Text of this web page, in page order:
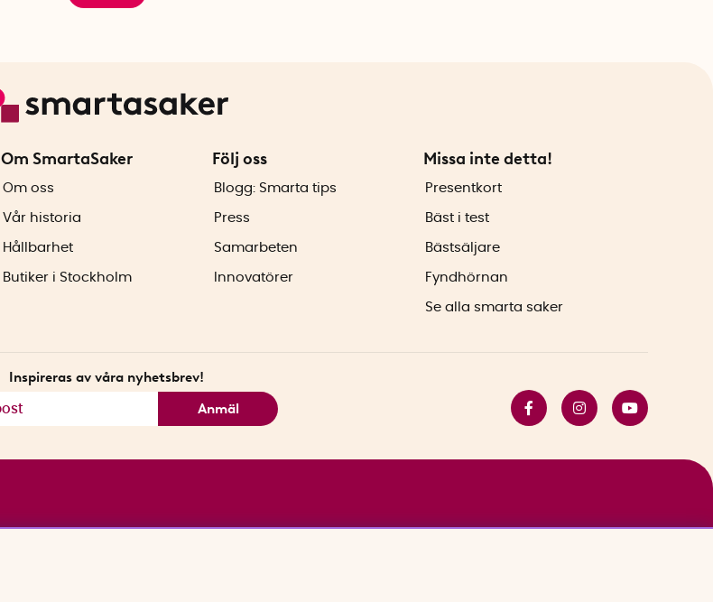
Om SmartaSaker
Om oss
Vår historia
Hållbarhet
Butiker i Stockholm
Följ oss
Blogg: Smarta tips
Press
Samarbeten
Innovatörer
Missa inte detta!
Presentkort
Bäst i test
Bästsäljare
Fyndhörnan
Se alla smarta saker
Inspireras av våra nyhetsbrev!
Anmäl